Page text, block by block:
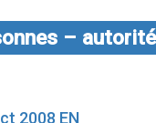
–
2008 EN